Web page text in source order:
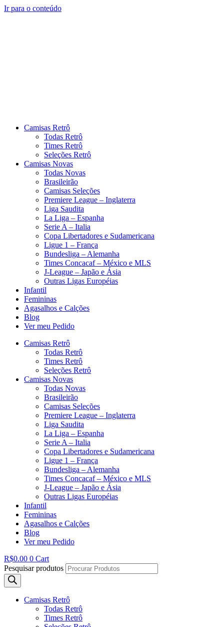
Ir para o conteúdo
Camisas Retrô
Todas Retrô
Times Retrô
Seleções Retrô
Camisas Novas
Todas Novas
Brasileirão
Camisas Seleções
Premiere League – Inglaterra
Liga Saudita
La Liga – Espanha
Serie A – Italia
Copa Libertadores e Sudamericana
Ligue 1 – França
Bundesliga – Alemanha
Times Concacaf – México e MLS
J-League – Japão e Ásia
Outras Ligas Européias
Infantil
Femininas
Agasalhos e Calções
Blog
Ver meu Pedido
Camisas Retrô
Todas Retrô
Times Retrô
Seleções Retrô
Camisas Novas
Todas Novas
Brasileirão
Camisas Seleções
Premiere League – Inglaterra
Liga Saudita
La Liga – Espanha
Serie A – Italia
Copa Libertadores e Sudamericana
Ligue 1 – França
Bundesliga – Alemanha
Times Concacaf – México e MLS
J-League – Japão e Ásia
Outras Ligas Européias
Infantil
Femininas
Agasalhos e Calções
Blog
Ver meu Pedido
R$0.00 0 Cart
Pesquisar produtos
Camisas Retrô
Todas Retrô
Times Retrô